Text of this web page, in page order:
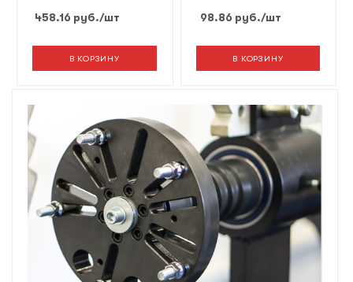
458.16 руб./шт
В КОРЗИНУ
98.86 руб./шт
В КОРЗИНУ